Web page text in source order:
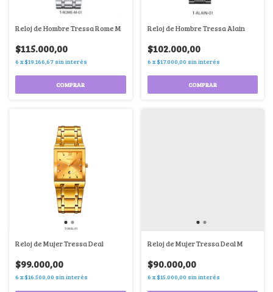
Reloj de Hombre Tressa Rome M
$115.000,00
6 x$19.166,67 sin interés
COMPRAR
Reloj de Hombre Tressa Alain
$102.000,00
6 x$17.000,00 sin interés
COMPRAR
Reloj de Mujer Tressa Deal
$99.000,00
6 x$16.500,00 sin interés
Reloj de Mujer Tressa Deal M
$90.000,00
6 x$15.000,00 sin interés